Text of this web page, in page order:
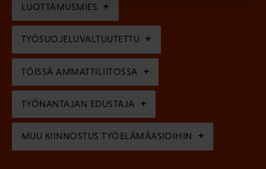
) n
e
n
)
l
i
n
e
n
)
LUOTTAMUSMIES
TYÖSUOJELUVALTUUTETTU
TÖISSÄ AMMATTILIITOSSA
TYÖNANTAJAN EDUSTAJA
MUU KIINNOSTUS TYÖELÄMÄASIOIHIN